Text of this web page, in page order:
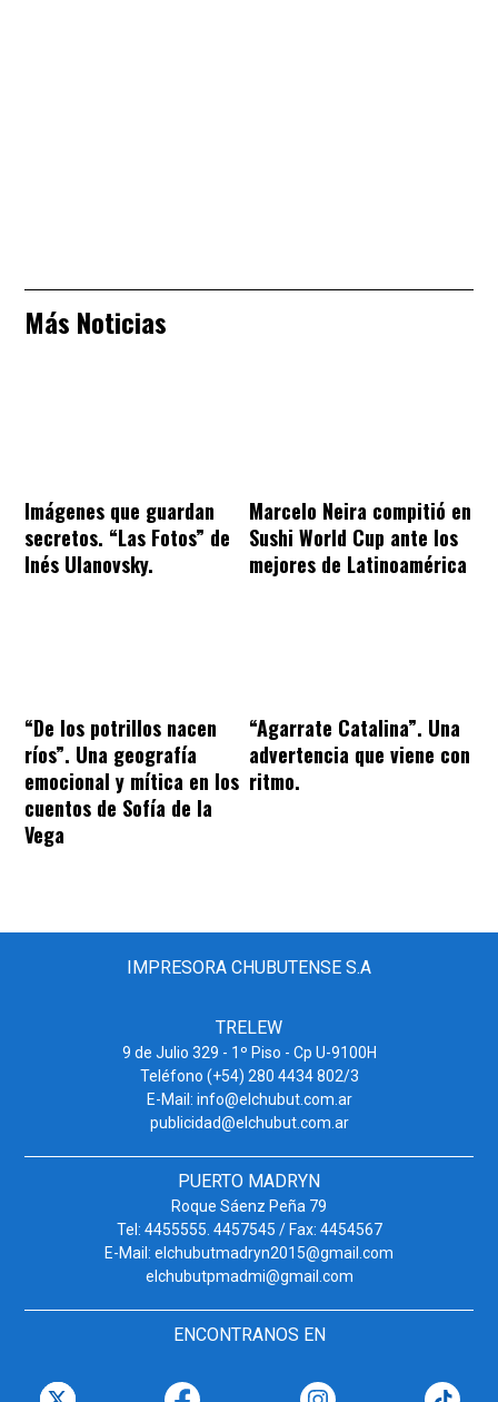
Más Noticias
Imágenes que guardan
secretos. “Las Fotos” de
Inés Ulanovsky.
Marcelo Neira compitió en
Sushi World Cup ante los
mejores de Latinoamérica
“De los potrillos nacen
ríos”. Una geografía
emocional y mítica en los
cuentos de Sofía de la
Vega
“Agarrate Catalina”. Una
advertencia que viene con
ritmo.
IMPRESORA CHUBUTENSE S.A
TRELEW
9 de Julio 329 - 1º Piso - Cp U-9100H
Teléfono (+54) 280 4434 802/3
E-Mail: info@elchubut.com.ar
publicidad@elchubut.com.ar
PUERTO MADRYN
Roque Sáenz Peña 79
Tel: 4455555. 4457545 / Fax: 4454567
E-Mail: elchubutmadryn2015@gmail.com
elchubutpmadmi@gmail.com
ENCONTRANOS EN